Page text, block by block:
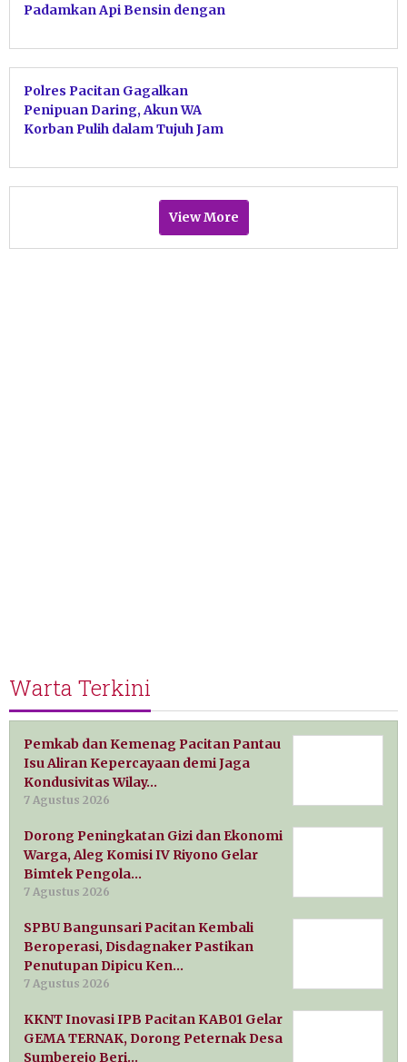
Padamkan Api Bensin dengan
Polres Pacitan Gagalkan
Penipuan Daring, Akun WA
Korban Pulih dalam Tujuh Jam
View More
Warta Terkini
Pemkab dan Kemenag Pacitan Pantau
Isu Aliran Kepercayaan demi Jaga
Kondusivitas Wilay…
7 Agustus 2026
Dorong Peningkatan Gizi dan Ekonomi
Warga, Aleg Komisi IV Riyono Gelar
Bimtek Pengola…
7 Agustus 2026
SPBU Bangunsari Pacitan Kembali
Beroperasi, Disdagnaker Pastikan
Penutupan Dipicu Ken…
7 Agustus 2026
KKNT Inovasi IPB Pacitan KAB01 Gelar
GEMA TERNAK, Dorong Peternak Desa
Sumberejo Beri…